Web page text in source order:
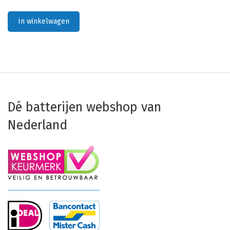
In winkelwagen
Dé batterijen webshop van
Nederland